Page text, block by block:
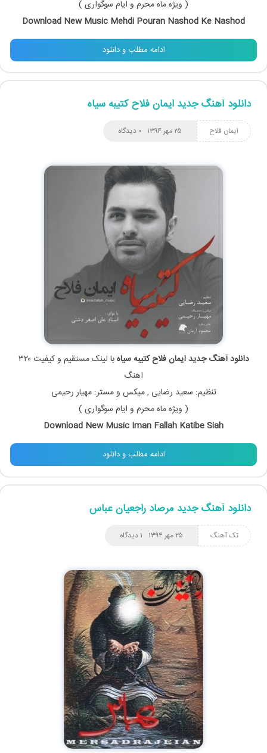
( ویژه ماه محرم و ایام سوگواری )
Download New Music Mehdi Pouran Nashod Ke Nashod
ادامه مطلب و دانلود
دانلود آهنگ جدید ایمان فلاح کتیبه سیاه
ایمان فلاح ۰ دیدگاه ۲۵ مهر ۱۳۹۴
دانلود آهنگ جدید ایمان فلاح کتیبه سیاه
با لینک مستقیم و کیفیت ۳۲۰
اهنگ
تنظیم: سعید رضایی , میکس و مستر: مهیار رحیمی
( ویژه ماه محرم و ایام سوگواری )
Download New Music Iman Fallah Katibe Siah
ادامه مطلب و دانلود
دانلود آهنگ جدید مرصاد راجعیان عباس
تک آهنگ ۱ دیدگاه ۲۵ مهر ۱۳۹۴